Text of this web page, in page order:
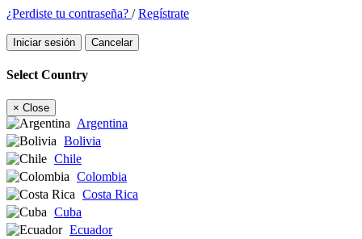
¿Perdiste tu contraseña? /Regístrate
Iniciar sesión Cancelar
Select Country
× Close
Argentina
Bolivia
Chile
Colombia
Costa Rica
Cuba
Ecuador